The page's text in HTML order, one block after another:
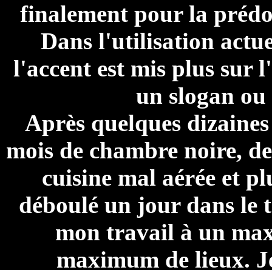
finalement pour la
Dans l'utilisation
l'accent est mis plus sur
un slogan
Après quelques
mois de chambre noire,
cuisine mal aérée et
déboulé un jour dans
mon travail à un
maximum de lieux.